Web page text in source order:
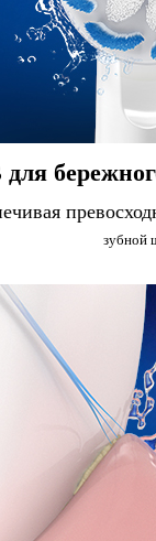
зубной